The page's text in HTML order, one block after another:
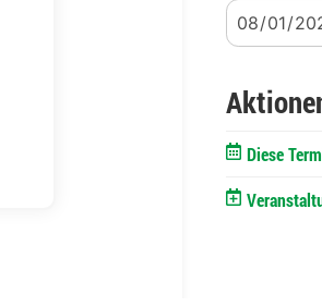
Diese